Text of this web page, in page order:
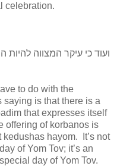
celebration.
ועוד כי עיקר המצווה
to do with the
saying is that there is a
that expresses itself
offering of korbanos is
kedushas hayom.
It’s not
of Yom Tov; it’s an
day of Yom Tov.